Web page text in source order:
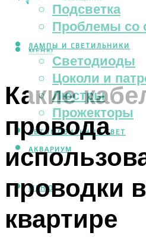
Подсветка
Проблемы со
ЛАМПЫ И СВЕТИЛЬНИКИ
Светодиоды
Цоколи и
Люстры
Прожекторы
АВТОМОБИЛЬНЫЙ СВЕТ
АКВАРИУМ
МЕНЮ
МЕНЮ
Какие
провода
проводки в
квартире